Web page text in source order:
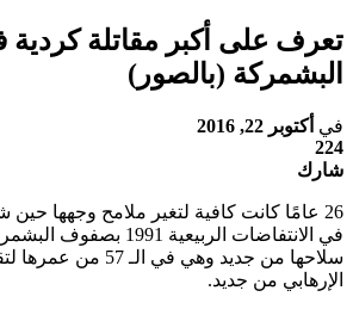
تعرف على أكبر مقاتلة
البشمركة (بالصور)
في أكتوبر 22, 2016
224
شارك
26 عامًا كانت كافية لتغير ملامح وجهها
في الانتفاضات الربيعية
سلاحها من جديد وهي في
الإرهابي من جديد.